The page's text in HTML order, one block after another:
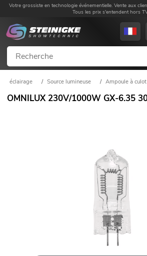
Votre grossiste en technologie événementielle. Vente aux
Tous les prix s'entendent hors
éclairage / Source lumineuse / Ampoule à
OMNILUX 230V/1000W GX-6.35